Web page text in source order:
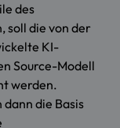
des
soll die von der
KI-
Source-Modell
werden.
die Basis